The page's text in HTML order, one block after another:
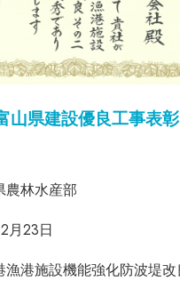
県建設優良工事表
農林水産部
月23日
漁港施設機能強化防波堤